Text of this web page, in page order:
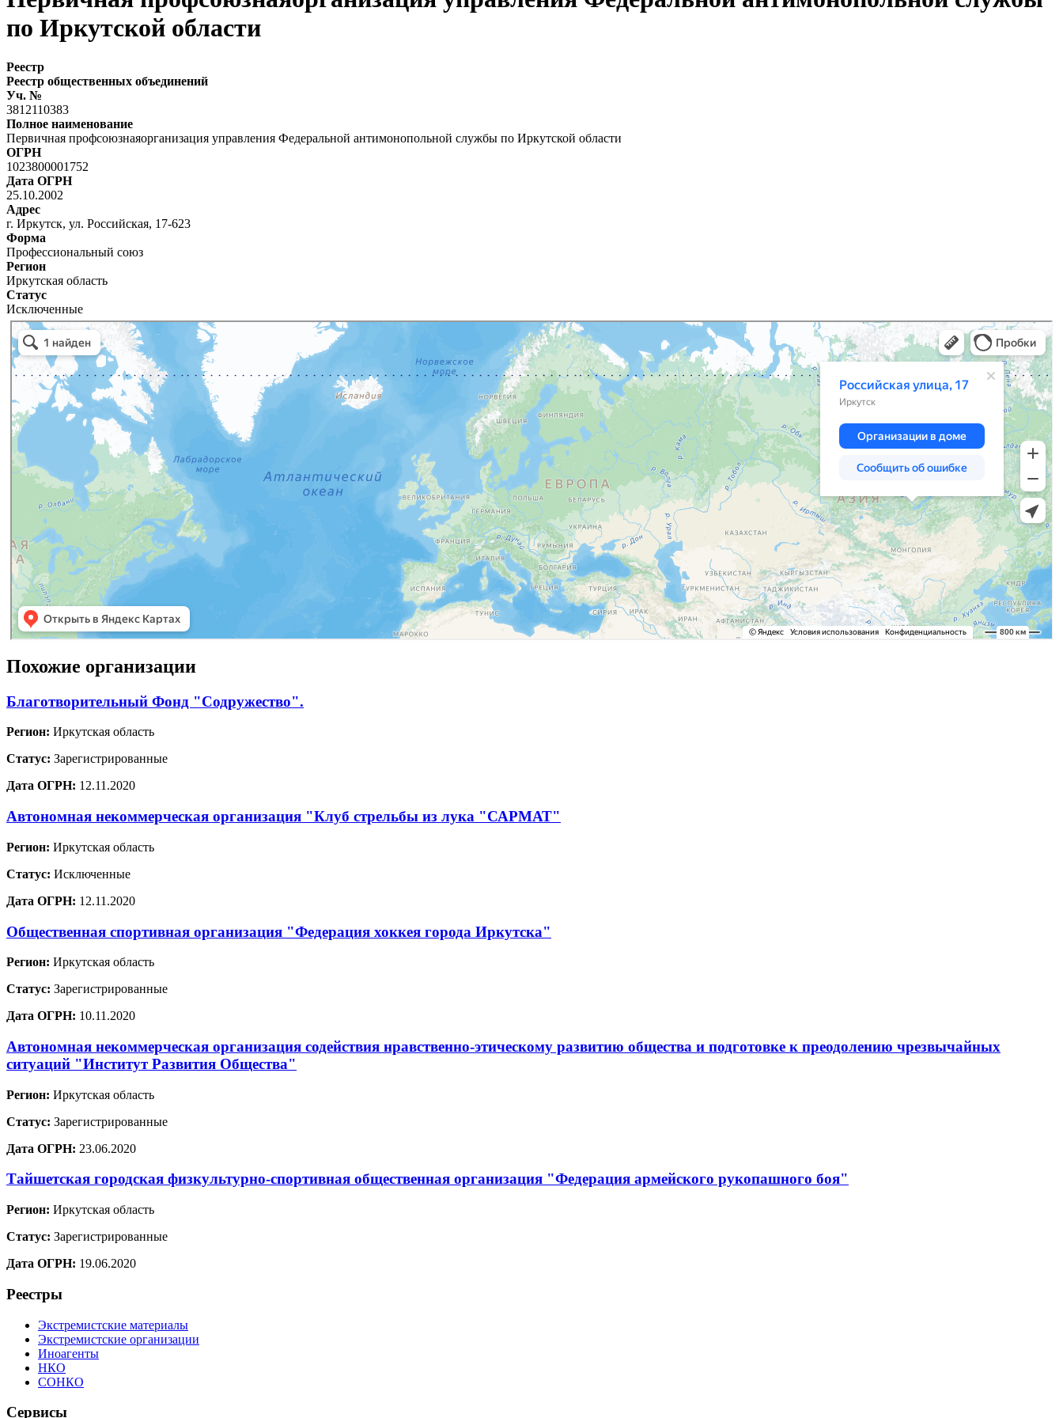
по Иркутской области
Реестр
Реестр общественных объединений
Уч. №
3812110383
Полное наименование
Первичная профсоюзнаяорганизация управления Федеральной антимонопольной службы по Иркутской области
ОГРН
1023800001752
Дата ОГРН
25.10.2002
Адрес
г. Иркутск, ул. Российская, 17-623
Форма
Профессиональный союз
Регион
Иркутская область
Статус
Исключенные
Похожие организации
Благотворительный Фонд "Содружество".
Регион: Иркутская область
Статус: Зарегистрированные
Дата ОГРН: 12.11.2020
Автономная некоммерческая организация "Клуб стрельбы из лука "САРМАТ"
Регион: Иркутская область
Статус: Исключенные
Дата ОГРН: 12.11.2020
Общественная спортивная организация "Федерация хоккея города Иркутска"
Регион: Иркутская область
Статус: Зарегистрированные
Дата ОГРН: 10.11.2020
Автономная некоммерческая организация содействия нравственно-этическому развитию общества и подготовке к преодолению чрезвычайных
ситуаций "Институт Развития Общества"
Регион: Иркутская область
Статус: Зарегистрированные
Дата ОГРН: 23.06.2020
Тайшетская городская физкультурно-спортивная общественная организация "Федерация армейского рукопашного боя"
Регион: Иркутская область
Статус: Зарегистрированные
Дата ОГРН: 19.06.2020
Реестры
Экстремистские материалы
Экстремистские организации
Иноагенты
НКО
СОНКО
Сервисы